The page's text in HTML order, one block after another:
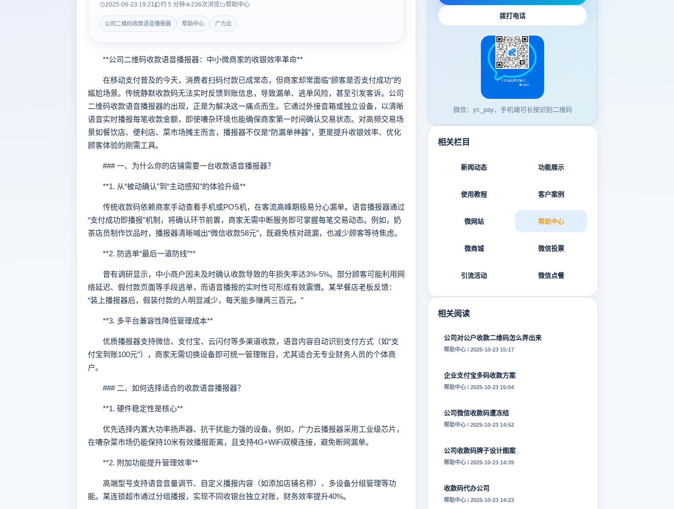
2025-06-23 19:21 约 5 分钟 236次浏览 帮助中心
公司二维码收款语音播报器 帮助中心 广力云
**公司二维码收款语音播报器：中小微商家的收银效率革命**
在移动支付普及的今天，消费者扫码付款已成常态，但商家却常面临“顾客是否支付成功”的
尴尬场景。传统静默收款码无法实时反馈到账信息，导致漏单、逃单风险，甚至引发客诉。公司
二维码收款语音播报器的出现，正是为解决这一痛点而生。它通过外接音箱或独立设备，以清晰
语音实时播报每笔收款金额，即使嘈杂环境也能确保商家第一时间确认交易状态。对高频交易场
景如餐饮店、便利店、菜市场摊主而言，播报器不仅是“防漏单神器”，更是提升收银效率、优化
顾客体验的刚需工具。
### 一、为什么你的店铺需要一台收款语音播报器？
**1. 从“被动确认”到“主动感知”的体验升级**
传统收款码依赖商家手动查看手机或POS机，在客流高峰期极易分心漏单。语音播报器通过
“支付成功即播报”机制，将确认环节前置，商家无需中断服务即可掌握每笔交易动态。例如，奶
茶店员制作饮品时，播报器清晰喊出“微信收款58元”，既避免核对疏漏，也减少顾客等待焦虑。
**2. 防逃单“最后一道防线”**
曾有调研显示，中小商户因未及时确认收款导致的年损失率达3%-5%。部分顾客可能利用网
络延迟、假付款页面等手段逃单，而语音播报的实时性可形成有效震慑。某早餐店老板反馈：
“装上播报器后，假装付款的人明显减少，每天能多赚两三百元。”
**3. 多平台兼容性降低管理成本**
优质播报器支持微信、支付宝、云闪付等多渠道收款，语音内容自动识别支付方式（如“支
付宝到账100元”），商家无需切换设备即可统一管理账目，尤其适合无专业财务人员的个体商
户。
### 二、如何选择适合的收款语音播报器？
**1. 硬件稳定性是核心**
优先选择内置大功率扬声器、抗干扰能力强的设备。例如，广力云播报器采用工业级芯片，
在嘈杂菜市场仍能保持10米有效播报距离，且支持4G+WiFi双模连接，避免断网漏单。
**2. 附加功能提升管理效率**
高端型号支持语音音量调节、自定义播报内容（如添加店铺名称）、多设备分组管理等功
能。某连锁超市通过分组播报，实现不同收银台独立对账，财务效率提升40%。
拨打电话
微信：yc_pay，手机端可长按识别二维码
相关栏目
新闻动态 功能展示
使用教程 客户案例
微网站 帮助中心
微商城 微信投票
引流活动 微信点餐
相关阅读
公司对公户收款二维码怎么弄出来
帮助中心 / 2025-10-23 15:17
企业支付宝多码收款方案
帮助中心 / 2025-10-23 15:04
公司微信收款码遭冻结
帮助中心 / 2025-10-23 14:52
公司收款码牌子设计图案
帮助中心 / 2025-10-23 14:39
收款码代办公司
帮助中心 / 2025-10-23 14:23